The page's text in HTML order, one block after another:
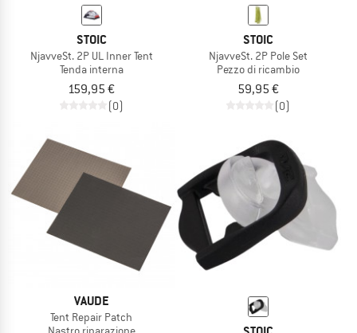
STOIC
NjavveSt. 2P UL Inner Tent
Tenda interna
159,95 €
(0)
STOIC
NjavveSt. 2P Pole Set
Pezzo di ricambio
59,95 €
(0)
VAUDE
Tent Repair Patch